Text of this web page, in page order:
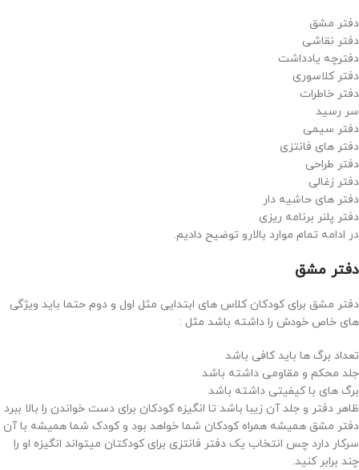
دفتر مشق
دفتر نقاشی
دفترچه یادداشت
دفتر کلاسوری
دفتر خاطرات
سر رسید
دفتر سیمی
دفتر های فانتزی
دفتر طراحی
دفتر زغالی
دفتر های حاشیه دار
دفتر پلنر برنامه ریزی
در ادامه تمام موارد بالارو توضیح دادیم.
دفتر مشق
دفتر مشق برای کودکان کلاس های ابتدایی مثل اول و دوم حتما باید ویژگی
های خاص خودش را داشته باشد مثل :
تعداد برگ ها باید کافی باشد
جلد محکم و مقاومی داشته باشد
برگ های با کیفیتی داشته باشد
ظاهر دفتر و جلد آن زیبا باشد تا انگیزه کودکان برای دست خواندن را بالا ببرد
دفتر مشق همیشه همراه کودکان شما خواهد بود و کودک شما همیشه با آن
سرکار دارد چس انتخاب یک دفتر فانتزی برای کودکتان میتواند انگیزه او را
چند برابر کنید.